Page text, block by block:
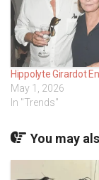
Hippolyte Girardot
May 1, 2026
In "Trends"
You may